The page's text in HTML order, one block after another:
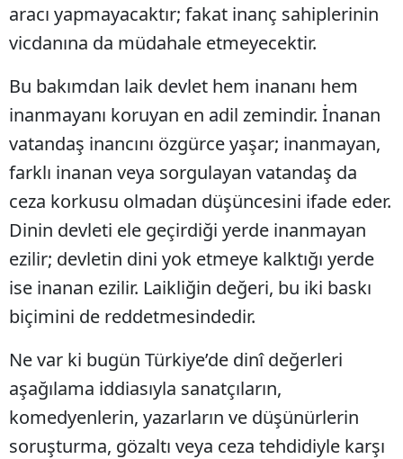
aracı yapmayacaktır; fakat inanç sahiplerinin
vicdanına da müdahale etmeyecektir.
Bu bakımdan laik devlet hem inananı hem
inanmayanı koruyan en adil zemindir. İnanan
vatandaş inancını özgürce yaşar; inanmayan,
farklı inanan veya sorgulayan vatandaş da
ceza korkusu olmadan düşüncesini ifade eder.
Dinin devleti ele geçirdiği yerde inanmayan
ezilir; devletin dini yok etmeye kalktığı yerde
ise inanan ezilir. Laikliğin değeri, bu iki baskı
biçimini de reddetmesindedir.
Ne var ki bugün Türkiye’de dinî değerleri
aşağılama iddiasıyla sanatçıların,
komedyenlerin, yazarların ve düşünürlerin
soruşturma, gözaltı veya ceza tehdidiyle karşı